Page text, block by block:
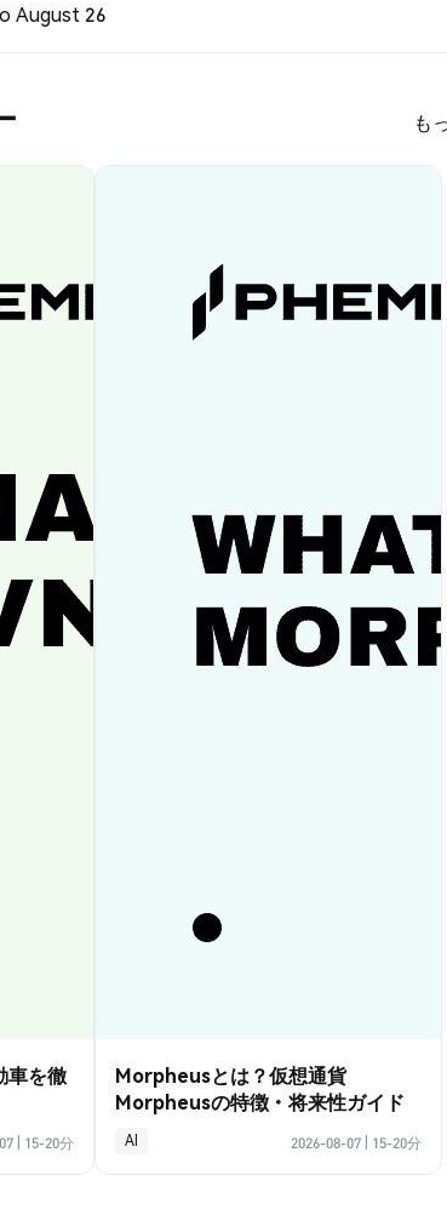
August 26
も
車を徹
15-20分
Morpheusとは？仮想通貨
Morpheusの特徴・将来性ガイド
AI 2026-08-07 15-20分